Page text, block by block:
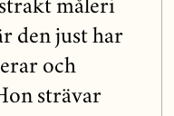
måleri
den just har
och
strävar